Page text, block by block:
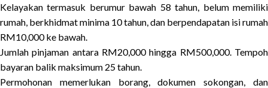
Kelayakan termasuk berumur bawah 58 tahun, belum memiliki
rumah, berkhidmat minima 10 tahun, dan berpendapatan isi rumah
RM10,000 ke bawah.
Jumlah pinjaman antara RM20,000 hingga RM500,000. Tempoh
bayaran balik maksimum 25 tahun.
Permohonan memerlukan borang, dokumen sokongan, dan